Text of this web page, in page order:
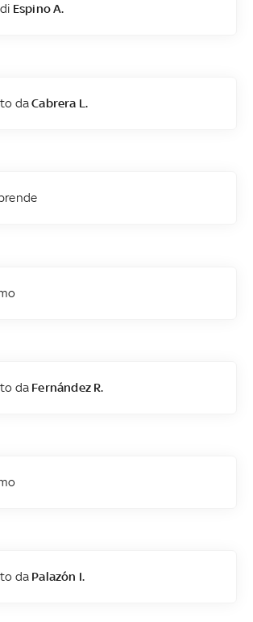
Espino A.
daCabrera L.
da Fernández R.
da Palazón I.